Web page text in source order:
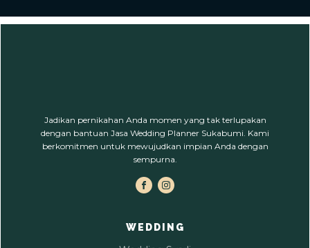
Jadikan pernikahan Anda momen yang tak terlupakan
dengan bantuan Jasa Wedding Planner Sukabumi. Kami
berkomitmen untuk mewujudkan impian Anda dengan
sempurna.
WEDDING